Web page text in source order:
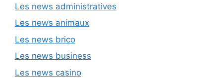
Les news administratives
Les news animaux
Les news brico
Les news business
Les news casino